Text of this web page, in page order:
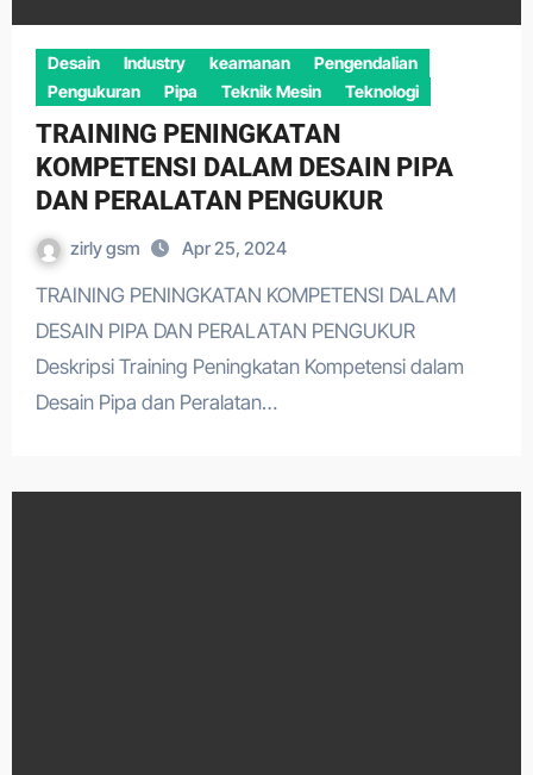
Desain Industry keamanan
Pengendalian
Pengukuran
Pipa Teknik Mesin Teknologi
TRAINING PENINGKATAN
KOMPETENSI DALAM DESAIN PIPA
DAN PERALATAN PENGUKUR
zirly gsm Apr 25, 2024
TRAINING PENINGKATAN KOMPETENSI DALAM
DESAIN PIPA DAN PERALATAN PENGUKUR
Deskripsi Training Peningkatan Kompetensi dalam
Desain Pipa dan Peralatan…